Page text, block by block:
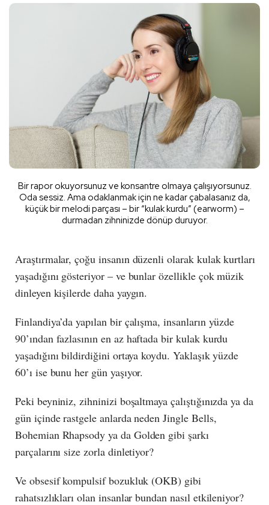
Bir rapor okuyorsunuz ve konsantre olmaya çalışıyorsunuz.
Oda sessiz. Ama odaklanmak için ne kadar çabalasanız da,
küçük bir melodi parçası – bir “kulak kurdu” (earworm) –
durmadan zihninizde dönüp duruyor.
Araştırmalar, çoğu insanın düzenli olarak kulak kurtları
yaşadığını gösteriyor – ve bunlar özellikle çok müzik
dinleyen kişilerde daha yaygın.
Finlandiya’da yapılan bir çalışma, insanların yüzde
90’ından fazlasının en az haftada bir kulak kurdu
yaşadığını bildirdiğini ortaya koydu. Yaklaşık yüzde
60’ı ise bunu her gün yaşıyor.
Peki beyniniz, zihninizi boşaltmaya çalıştığınızda ya da
gün içinde rastgele anlarda neden Jingle Bells,
Bohemian Rhapsody ya da Golden gibi şarkı
parçalarını size zorla dinletiyor?
Ve obsesif kompulsif bozukluk (OKB) gibi
rahatsızlıkları olan insanlar bundan nasıl etkileniyor?